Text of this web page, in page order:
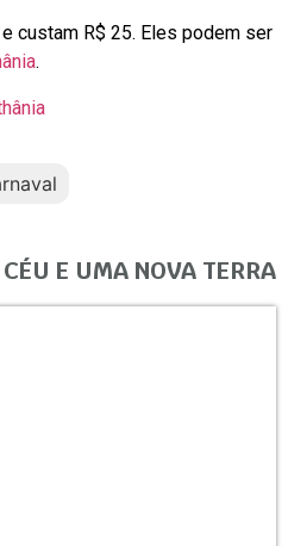
custam R$ 25. Eles podem ser
.
E UMA NOVA TERRA